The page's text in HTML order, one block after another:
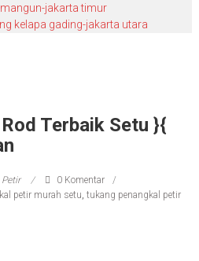
jakarta timur
kelapa gading-jakarta utara
Terbaik Setu }{
Petir
0 Komentar
petir murah setu, tukang penangkal petir